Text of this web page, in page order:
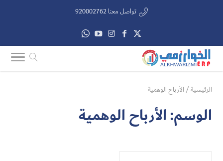
تواصل معنا 920002762
الرئيسية/ الأرباح الوهمية
الوسم:الأرباح الوهمية